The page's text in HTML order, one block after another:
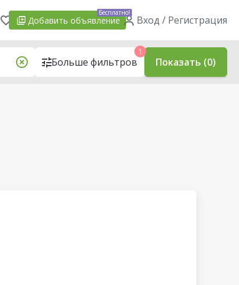
Добавить объявление
Бесплатно!
Вход / Регистрация
Больше фильтров
1
Показать (0)